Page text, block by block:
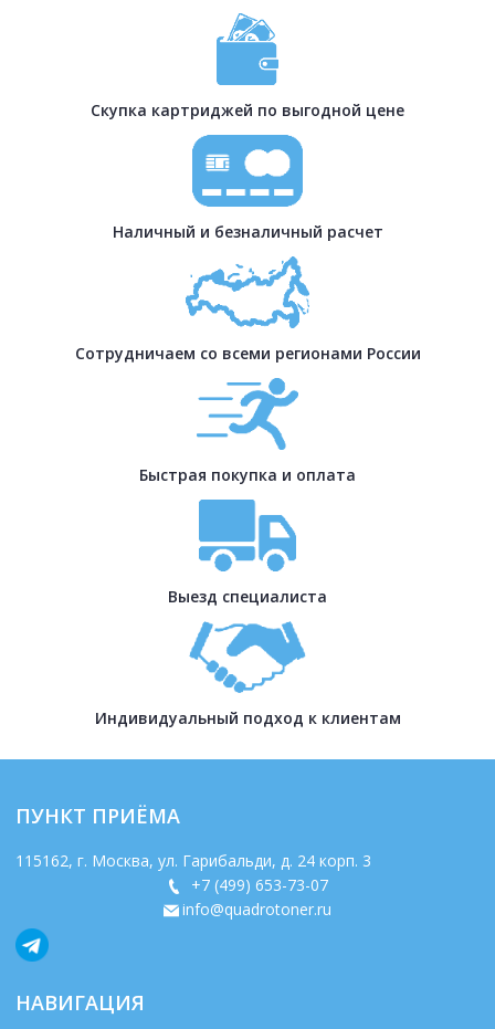
Скупка картриджей по выгодной цене
Наличный и безналичный расчет
Сотрудничаем со всеми регионами России
Быстрая покупка и оплата
Выезд специалиста
Индивидуальный подход к клиентам
ПУНКТ ПРИЁМА
115162, г. Москва, ул. Гарибальди, д. 24 корп. 3
+7 (499) 653-73-07
info@quadrotoner.ru
НАВИГАЦИЯ